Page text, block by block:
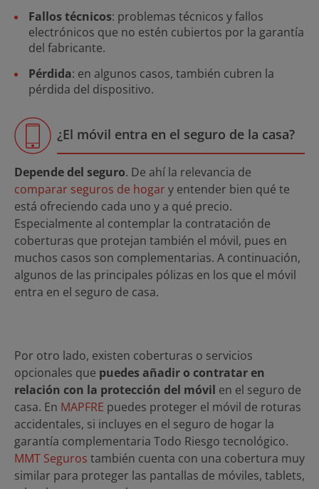
Fallos técnicos: problemas técnicos y fallos
electrónicos que no estén cubiertos por la garantía
del fabricante.
Pérdida: en algunos casos, también cubren la
pérdida del dispositivo.
¿El móvil entra en el seguro de la casa?
Depende del seguro. De ahí la relevancia de
comparar seguros de hogary entender bien qué te
está ofreciendo cada uno y a qué precio.
Especialmente al contemplar la contratación de
coberturas que protejan también el móvil, pues en
muchos casos son complementarias. A continuación,
algunos de las principales pólizas en los que el móvil
entra en el seguro de casa.
Por otro lado, existen coberturas o servicios
opcionales que puedes añadir o contratar en
relación con la protección del móvil en el seguro de
casa. En MAPFRE puedes proteger el móvil de roturas
accidentales, si incluyes en el seguro de hogar la
garantía complementaria Todo Riesgo tecnológico.
MMT Seguros también cuenta con una cobertura muy
similar para proteger las pantallas de móviles, tablets,